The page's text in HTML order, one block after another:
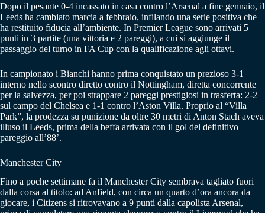
Dopo il pesante 0-4 incassato in casa contro l’Arsenal a fine gennaio, il
Leeds ha cambiato marcia a febbraio, infilando una serie positiva che
ha restituito fiducia all’ambiente. In Premier League sono arrivati 5
punti in 3 partite (una vittoria e 2 pareggi), a cui si aggiunge il
passaggio del turno in FA Cup con la qualificazione agli ottavi.
In campionato i Bianchi hanno prima conquistato un prezioso 3-1
interno nello scontro diretto contro il Nottingham, diretta concorrente
per la salvezza, per poi strappare 2 pareggi prestigiosi in trasferta: 2-2
sul campo del Chelsea e 1-1 contro l’Aston Villa. Proprio al “Villa
Park”, la prodezza su punizione da oltre 30 metri di Anton Stach aveva
illuso il Leeds, prima della beffa arrivata con il gol del definitivo
pareggio all’88’.
Manchester City
Fino a poche settimane fa il Manchester City sembrava tagliato fuori
dalla corsa al titolo: ad Anfield, con circa un quarto d’ora ancora da
giocare, i Citizens si ritrovavano a 9 punti dalla capolista Arsenal,